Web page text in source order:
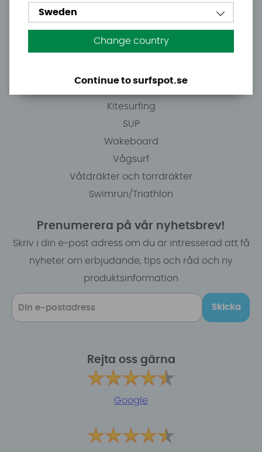
E-post: info@surfspot.se
Kitesurfing
SUP
Wakeboard
Vågsurf
Våtdräkter och torrdräkter
Swimrun/Triathlon
Prenumerera på vår nyhetsbrev!
Skriv i din e-post adress om du är intresserad att få
nyheter om erbjudande, tips och råd och ny
produktsinformation
Skicka
Rejta oss gärna
Google
Sweden
Change country
Continue to surfspot.se